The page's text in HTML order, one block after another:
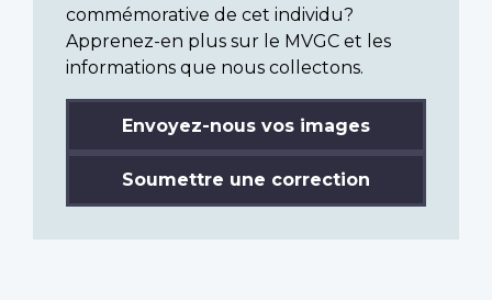
commémorative de cet individu?
Apprenez-en plus sur le MVGC et les
informations que nous collectons.
Envoyez-nous vos images
Soumettre une correction